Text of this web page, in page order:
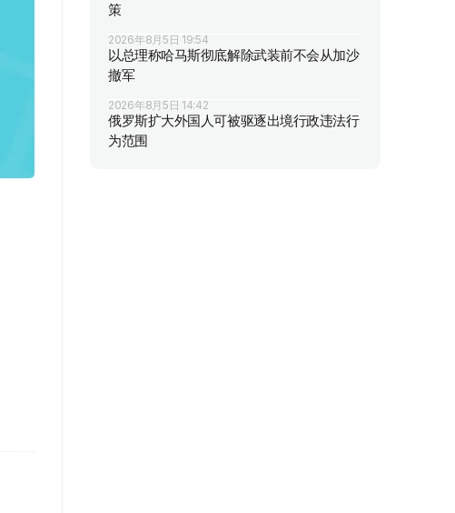
策
2026年8月5日 19:54
以总理称哈马斯彻底解除武装前不会从加沙
撤军
2026年8月5日 14:42
俄罗斯扩大外国人可被驱逐出境行政违法行
为范围